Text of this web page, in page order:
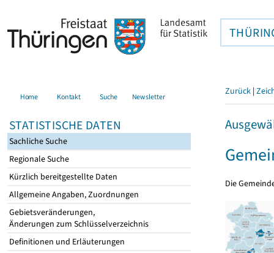
Home Kontakt Suche Newsletter
STATISTISCHE DATEN
Sachliche Suche
Regionale Suche
Kürzlich bereitgestellte Daten
Allgemeine Angaben, Zuordnungen
Gebietsveränderungen,
Änderungen zum Schlüsselverzeichnis
Definitionen und Erläuterungen
Zurück |
Die